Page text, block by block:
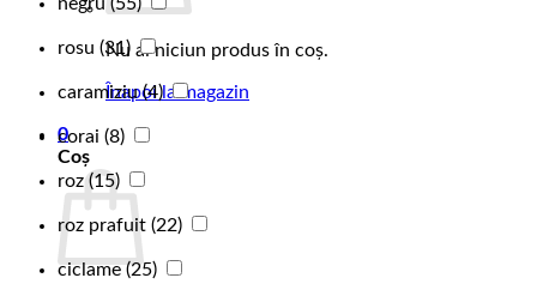
Nu ai niciun produs în coș.
Înapoi la magazin
0
Coș
negru (55)
rosu (31)
caramiziu(4)
corai (8)
roz(15)
roz prafuit (22)
ciclame(25)